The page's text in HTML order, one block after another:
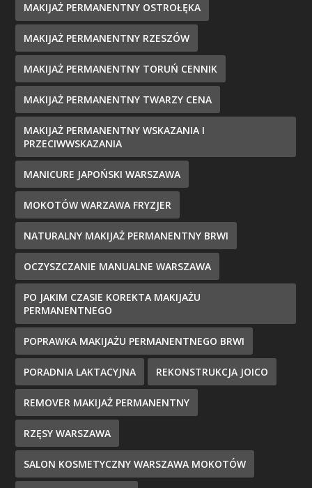
MAKIJAŻ PERMANENTNY OSTROŁĘKA
MAKIJAŻ PERMANENTNY RZESZÓW
MAKIJAŻ PERMANENTNY TORUŃ CENNIK
MAKIJAŻ PERMANENTNY TWARZY CENA
MAKIJAŻ PERMANENTNY WSKAZANIA I
PRZECIWWSKAZANIA
MANICURE JAPOŃSKI WARSZAWA
MOKOTÓW WARZAWA FRYZJER
NATURALNY MAKIJAŻ PERMANENTNY BRWI
OCZYSZCZANIE MANUALNE WARSZAWA
PO JAKIM CZASIE KOREKTA MAKIJAŻU
PERMANENTNEGO
POPRAWKA MAKIJAŻU PERMANENTNEGO BRWI
PORADNIA LAKTACYJNA REKONSTRUKCJA JOICO
REMOVER MAKIJAŻ PERMANENTNY
RZĘSY WARSZAWA
SALON KOSMETYCZNY WARSZAWA MOKOTÓW